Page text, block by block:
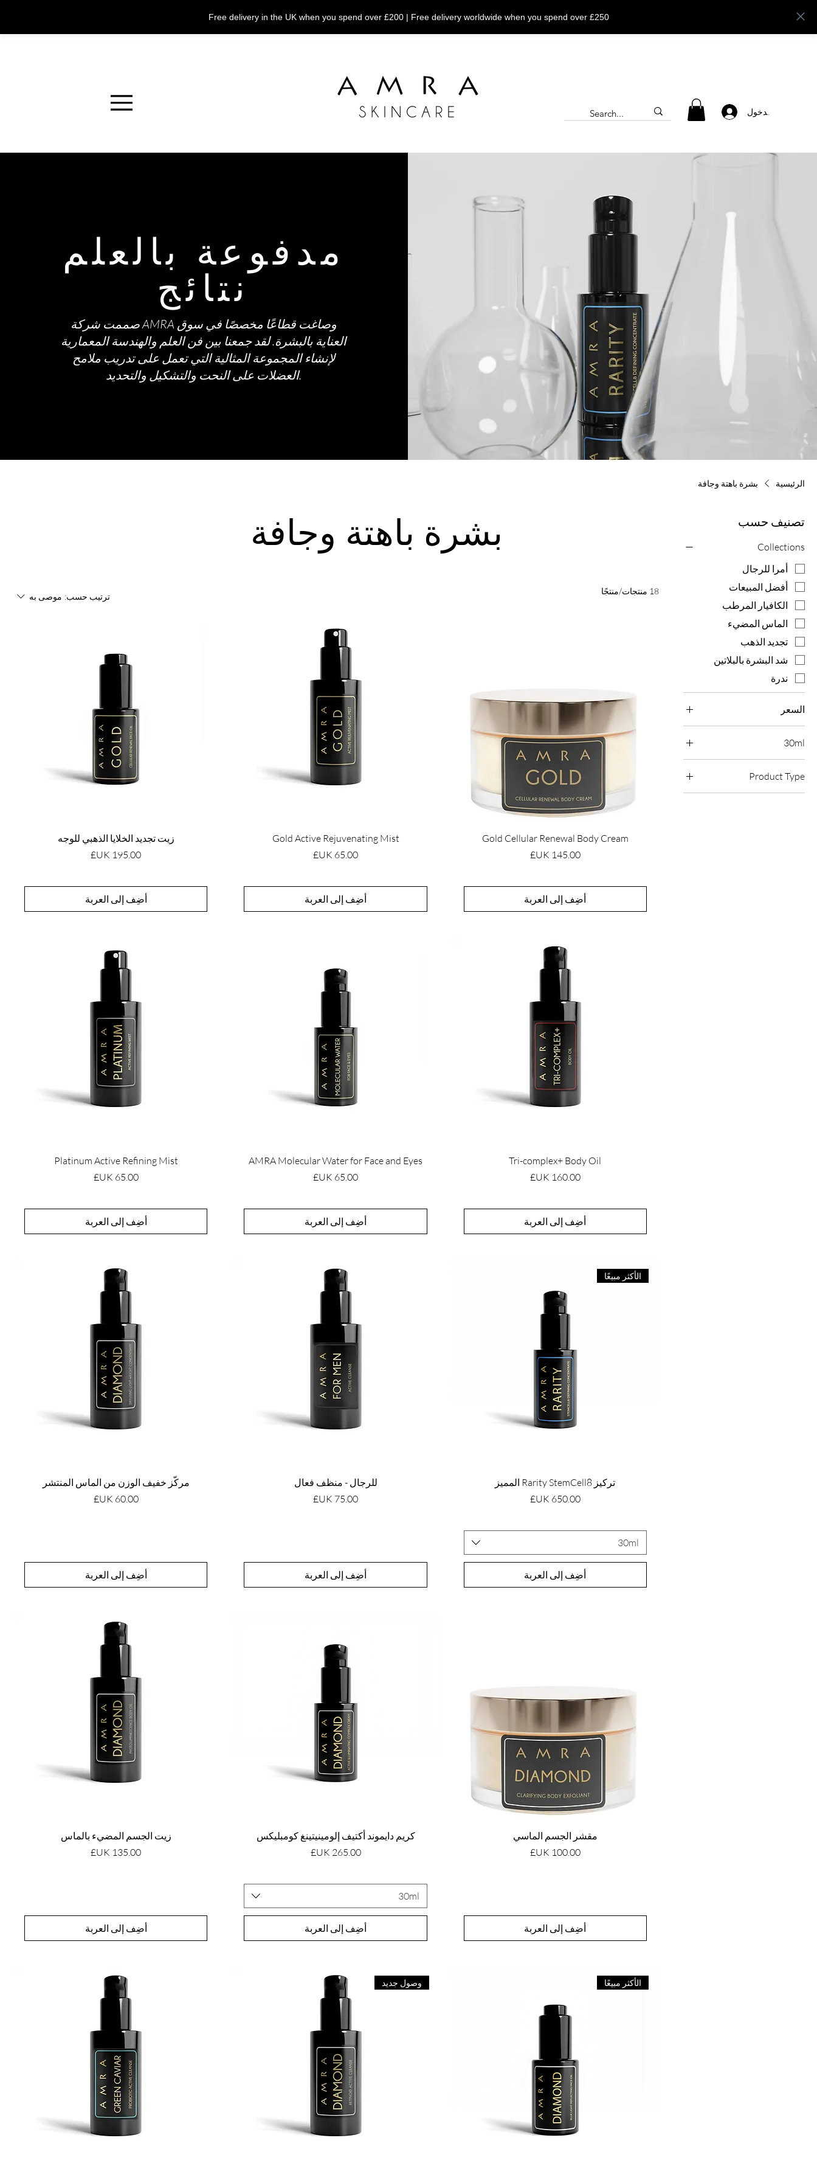
Free delivery in the UK when you spend over £200 | Free delivery worldwide when you spend over £250
تسجيل الدخول
مدفوعة بالعلم
نتائج
صممت شركة AMRA وصاغت قطاعًا مخصصًا في سوق
العناية بالبشرة. لقد جمعنا بين فن العلم والهندسة المعمارية
لإنشاء المجموعة المثالية التي تعمل على تدريب ملامح
العضلات على النحت والتشكيل والتحديد.
الرئيسية بشرة باهتة وجافة
تصنيف حسب
Collections
أمرا للرجال
أفضل المبيعات
الكافيار المرطب
الماس المضيء
تجديد الذهب
شد البشرة بالبلاتين
ندرة
السعر
30ml
45ml
Product Type
بشرة باهتة وجافة
18 منتجات/منتجًا
ترتيب حسب: موصى به
Gold Cellular Renewal Body Cream
السعر‏145.00 UK£
أضِف إلى العربة
Gold Active Rejuvenating Mist
السعر
أضِف إلى العربة
زيت تجديد الخلايا الذهبي للوجه
السعر
أضِف إلى العربة
Tri-complex+ Body Oil
السعر‏160.00 UK£
أضِف إلى العربة
AMRA Molecular Water for Face and Eyes
السعر
أضِف إلى العربة
Platinum Active Refining Mist
السعر‏65.00 UK£
أضِف إلى العربة
الأكثر مبيعًا
تركيز Rarity StemCell8 المميز
السعر‏650.00 UK£
30ml
أضِف إلى العربة
للرجال - منظف فعال
السعر
أضِف إلى العربة
مركّز خفيف الوزن من الماس المنتشر
السعر‏60.00 UK£
أضِف إلى العربة
مقشر الجسم الماسي
السعر‏100.00 UK£
أضِف إلى العربة
كريم دايموند أكتيف إلومينيتينغ كومبليكس
السعر‏265.00 UK£
30ml
أضِف إلى العربة
زيت الجسم المضيء بالماس
السعر
أضِف إلى العربة
الأكثر مبيعًا وصول جديد